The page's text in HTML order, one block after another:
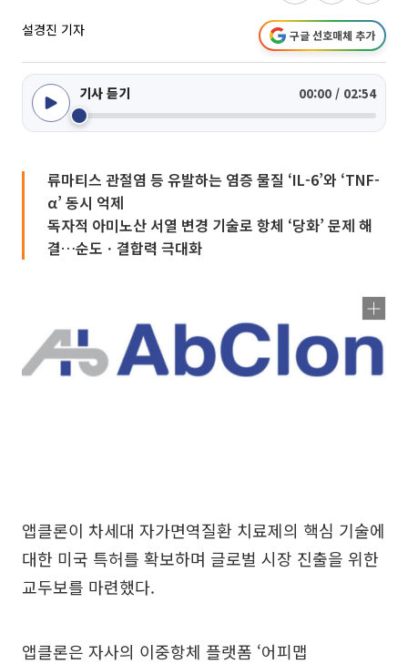
설경진 기자 구글 선호매체 추가
기사 듣기 00:00 / 02:54
류마티스 관절염 등 유발하는 염증 물질 ‘IL-6’와 ‘TNF-
α’ 동시 억제
독자적 아미노산 서열 변경 기술로 항체 ‘당화’ 문제 해
결…순도ㆍ결합력 극대화
앱클론이 차세대 자가면역질환 치료제의 핵심 기술에
대한 미국 특허를 확보하며 글로벌 시장 진출을 위한
교두보를 마련했다.
앱클론은 자사의 이중항체 플랫폼 ‘어피맵